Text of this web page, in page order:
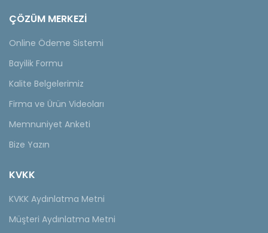
ÇÖZÜM MERKEZİ
Online Ödeme Sistemi
Bayilik Formu
Kalite Belgelerimiz
Firma ve Ürün Videoları
Memnuniyet Anketi
Bize Yazın
KVKK
KVKK Aydınlatma Metni
Müşteri Aydınlatma Metni